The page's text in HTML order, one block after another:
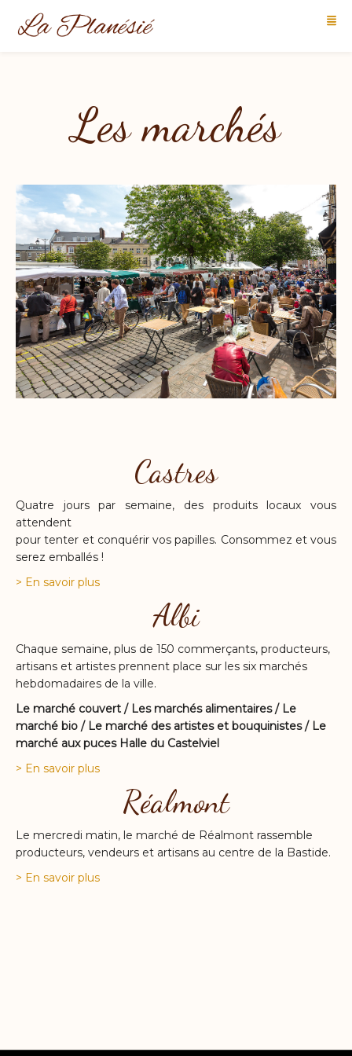
Les marchés
Castres
Quatre jours par semaine, des produits locaux vous
attendent
pour tenter et conquérir vos papilles. Consommez et vous
serez emballés !
> En savoir plus
Albi
Chaque semaine, plus de 150 commerçants, producteurs,
artisans et artistes prennent place sur les six marchés
hebdomadaires de la ville.
Le marché couvert / Les marchés alimentaires / Le
marché bio / Le marché des artistes et bouquinistes / Le
marché aux puces Halle du Castelviel
> En savoir plus
Réalmont
Le mercredi matin, le marché de Réalmont rassemble
producteurs, vendeurs et artisans au centre de la Bastide.
> En savoir plus